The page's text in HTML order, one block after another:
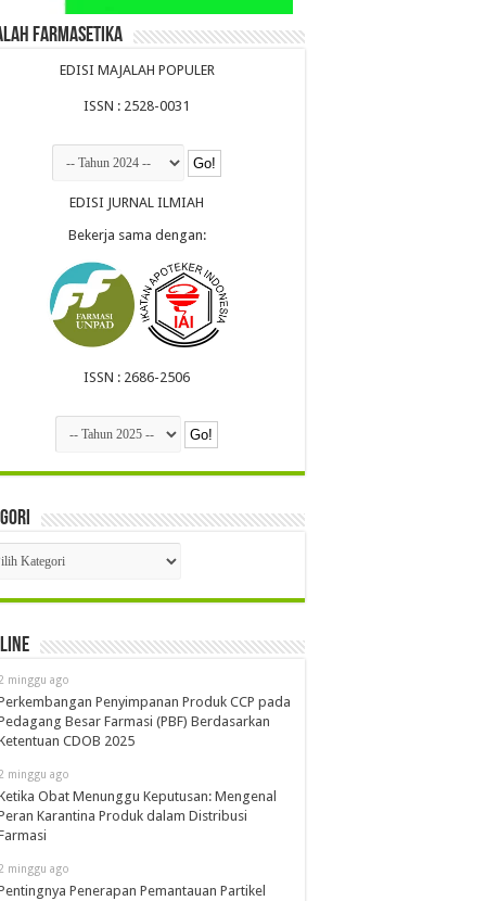
Farmasetika
EDISI MAJALAH POPULER
ISSN : 2528-0031
EDISI JURNAL ILMIAH
Bekerja sama dengan:
ISSN : 2686-2506
minggu ago
Penyimpanan Produk CCP pada
Besar Farmasi (PBF) Berdasarkan
CDOB 2025
minggu ago
Obat Menunggu Keputusan: Mengenal
Karantina Produk dalam Distribusi
minggu ago
Penerapan Pemantauan Partikel